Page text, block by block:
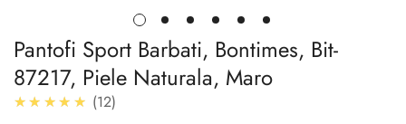
Pantofi Sport Barbati, Bontimes, Bit-
87217, Piele Naturala, Maro
★★★★★ 5.0
12